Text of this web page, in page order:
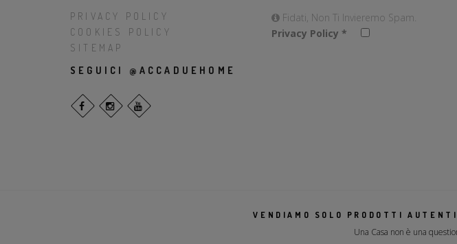
PRIVACY POLICY
COOKIES POLICY
SITEMAP
SEGUICI @ACCADUEHOME
Fidati, Non Ti Invieremo Spam.
Privacy Policy *
VENDIAMO SOLO PRODOTTI
Una Casa non è una